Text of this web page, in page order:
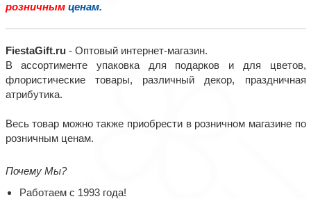
розничнымценам.
FiestaGift.ru - Оптовый интернет-магазин.
В ассортименте упаковка для подарков и для цветов,
флористические товары, различный декор, праздничная
атрибутика.
Весь товар можно также приобрести в розничном магазине по
розничным ценам.
Почему Мы?
Работаем с 1993 года!